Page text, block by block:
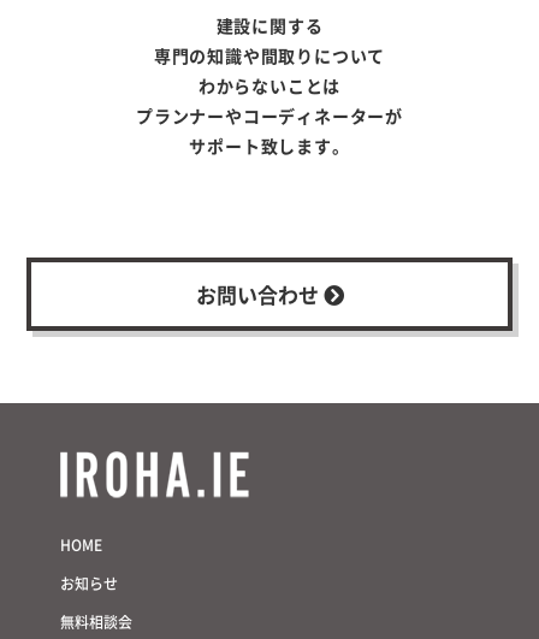
建設に関する
専門の知識や間取りについて
わからないことは
プランナーやコーディネーターが
サポート致します。
お問い合わせ
HOME
お知らせ
無料相談会